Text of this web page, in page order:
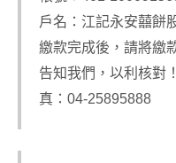
戶名：江記永安囍餅
繳款完成後，請將繳
告知我們，以利核
真：04-25895888